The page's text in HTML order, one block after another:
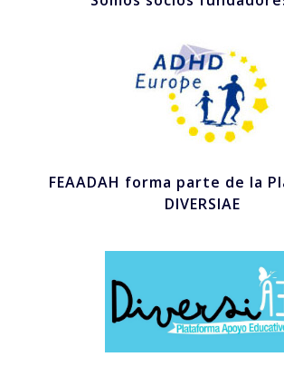
FEAADAH forma parte de la
DIVERSIAE